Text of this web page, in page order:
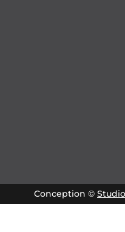
Conception ©